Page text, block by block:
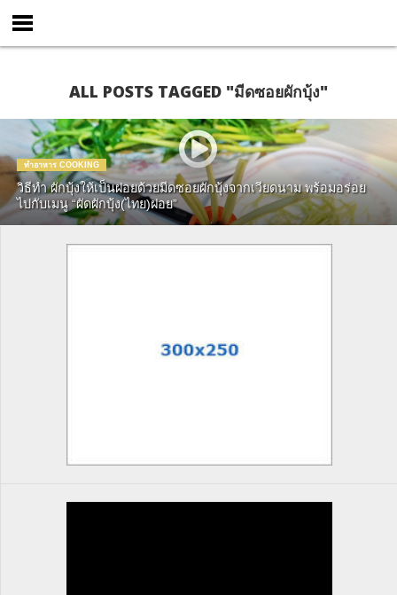
ALL POSTS TAGGED "มีดซอยผักบุ้ง"
ทำอาหาร COOKING
วิธีทำ ผักบุ้งให้เป็นฝอยด้วยมีดซอยผักบุ้งจากเวียดนาม พร้อมอร่อย
ไปกับเมนู “ผัดผักบุ้ง(ไทย)ฝอย”